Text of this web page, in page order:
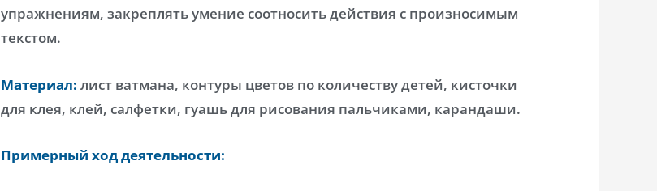
упражнениям, закреплять умение соотносить действия с произносимым
текстом.
Материал: лист ватмана, контуры цветов по количеству детей, кисточки
для клея, клей, салфетки, гуашь для рисования пальчиками, карандаши.
Примерный ход деятельности: